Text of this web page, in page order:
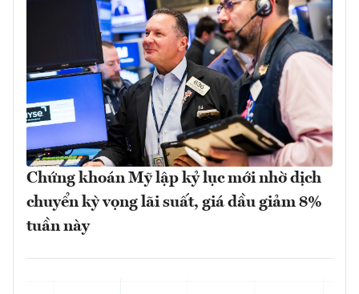
Chứng khoán Mỹ lập kỷ lục mới nhờ dịch
chuyển kỳ vọng lãi suất, giá dầu giảm 8%
tuần này